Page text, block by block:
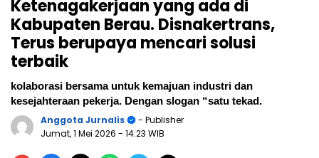
Ketenagakerjaan yang ada di
Kabupaten Berau. Disnakertrans,
Terus berupaya mencari solusi
terbaik
kolaborasi bersama untuk kemajuan industri dan
kesejahteraan pekerja. Dengan slogan “satu tekad.
Anggota Jurnalis
- Publisher
Jumat, 1 Mei 2026 - 14:23 WIB